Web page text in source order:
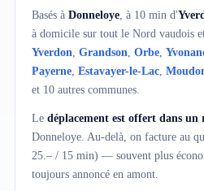
Basés à Donneloye, à 10 min d'
à domicile sur tout le Nord vaudois
Yverdon, Grandson, Orbe,
Payerne, Estavayer-le-Lac,
et 10 autres communes.
Le déplacement est offert dans un
Donneloye. Au-delà, on facture au
25.– / 15 min) — souvent plus
toujours annoncé en amont.